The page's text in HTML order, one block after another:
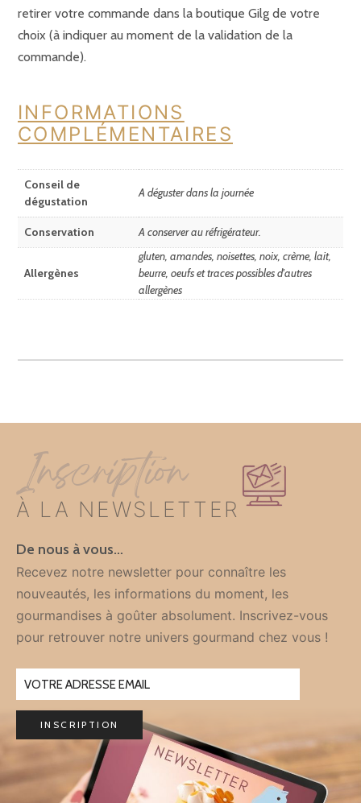
retirer votre commande dans la boutique Gilg de votre
choix (à indiquer au moment de la validation de la
commande).
INFORMATIONS
COMPLÉMENTAIRES
Conseil de
dégustation
A déguster dans la journée
Conservation A conserver au réfrigérateur.
Allergènes
gluten, amandes, noisettes, noix, crème, lait,
beurre, oeufs et traces possibles d'autres
allergènes
Inscription
À LA NEWSLETTER
De nous à vous…
Recevez notre newsletter pour connaître les
nouveautés, les informations du moment, les
gourmandises à goûter absolument. Inscrivez-vous
pour retrouver notre univers gourmand chez vous !